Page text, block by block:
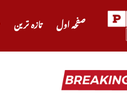
تازہ ترین صفحہ اول